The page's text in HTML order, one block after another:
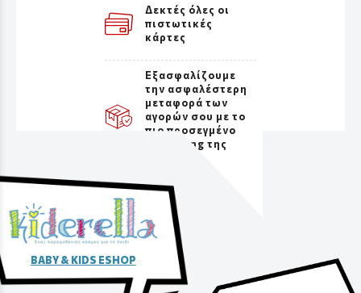
Δεκτές όλες οι
πιστωτικές
κάρτες
Εξασφαλίζουμε
την ασφαλέστερη
μεταφορά των
αγορών σου με το
πιο προσεγμένο
packaging της
BABY & KIDS ESHOP